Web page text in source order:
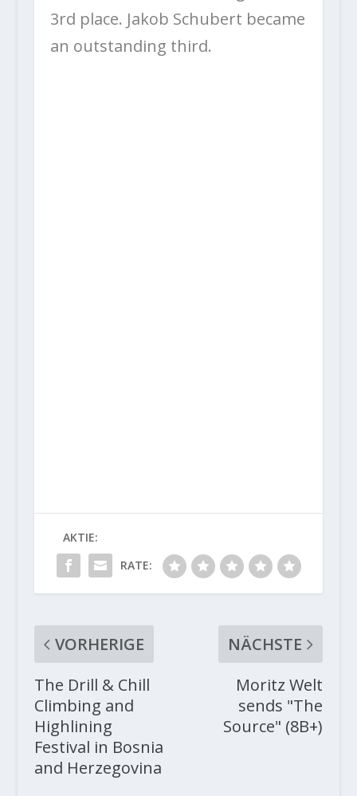
3rd place. Jakob Schubert became
an outstanding third.
AKTIE:
RATE:
VORHERIGE
The Drill & Chill
Climbing and
Highlining
Festival in Bosnia
and Herzegovina
NÄCHSTE
Moritz Welt
sends "The
Source" (8B+)